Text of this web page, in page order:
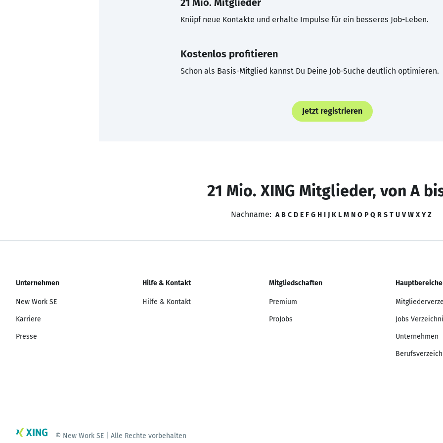
21 Mio. Mitglieder
Knüpf neue Kontakte und erhalte Impulse für ein besseres Job-Leben.
Kostenlos profitieren
Schon als Basis-Mitglied kannst Du Deine Job-Suche deutlich optimieren.
Jetzt registrieren
21 Mio. XING Mitglieder, von A
Nachname: A B C D E F G H I J K L M N O P Q R S T U V W X Y Z
Unternehmen
New Work SE
Karriere
Presse
Hilfe & Kontakt
Hilfe & Kontakt
Mitgliedschaften
Premium
ProJobs
Hauptbereiche
Jobs
Unternehmen
© New Work SE | Alle Rechte vorbehalten